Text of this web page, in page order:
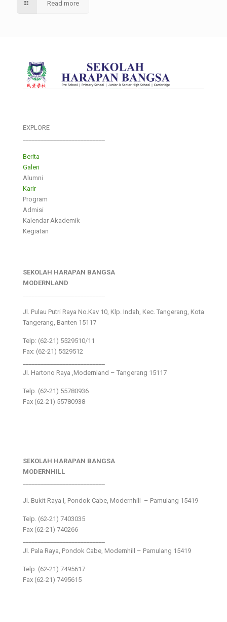
Read more
EXPLORE
Berita
Galeri
Alumni
Karir
Program
Admisi
Kalendar Akademik
Kegiatan
SEKOLAH HARAPAN BANGSA
MODERNLAND
Jl. Pulau Putri Raya No.Kav 10, Klp. Indah, Kec. Tangerang, Kota
Tangerang, Banten 15117
Telp: (62-21) 5529510/11
Fax: (62-21) 5529512
Jl. Hartono Raya ,Modernland – Tangerang 15117
Telp. (62-21) 55780936
Fax (62-21) 55780938
SEKOLAH HARAPAN BANGSA
MODERNHILL
Jl. Bukit Raya I, Pondok Cabe, Modernhill – Pamulang 15419
Telp. (62-21) 7403035
Fax (62-21) 740266
Jl. Pala Raya, Pondok Cabe, Modernhill – Pamulang 15419
Telp. (62-21) 7495617
Fax (62-21) 7495615